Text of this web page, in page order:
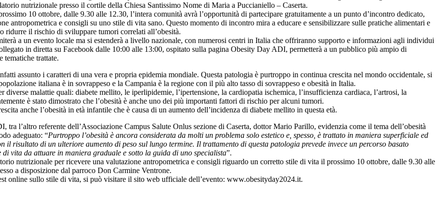
nutrizionale presso il cortile della Chiesa Santissimo Nome di Maria a Puccianiello – Caserta.
10 ottobre, dalle 9.30 alle 12.30, l’intera comunità avrà l’opportunità di partecipare gratuitamente a un punto d’incontro dedicato,
antropometrica e consigli su uno stile di vita sano. Questo momento di incontro mira a educare e sensibilizzare sulle pratiche alimentari e
ridurre il rischio di sviluppare tumori correlati all’obesità.
a un evento locale ma si estenderà a livello nazionale, con numerosi centri in Italia che offriranno supporto e informazioni agli individui
in diretta su Facebook dalle 10:00 alle 13:00, ospitato sulla pagina Obesity Day ADI, permetterà a un pubblico più ampio di
tematiche trattate.
assunto i caratteri di una vera e propria epidemia mondiale. Questa patologia è purtroppo in continua crescita nel mondo occidentale, si
italiana è in sovrappeso e la Campania è la regione con il più alto tasso di sovrappeso e obesità in Italia.
diverse malattie quali: diabete mellito, le iperlipidemie, l’ipertensione, la cardiopatia ischemica, l’insufficienza cardiaca, l’artrosi, la
è stato dimostrato che l’obesità è anche uno dei più importanti fattori di rischio per alcuni tumori.
anche l’obesità in età infantile che è causa di un aumento dell’incidenza di diabete mellito in questa età.
tra l’altro referente dell’Associazione Campus Salute Onlus sezione di Caserta, dottor Mario Parillo, evidenzia come il tema dell’obesità
adeguato: “Purtroppo l’obesità è ancora considerata da molti un problema solo estetico e, spesso, è trattato in maniera superficiale ed
risultato di un ulteriore aumento di peso sul lungo termine. Il trattamento di questa patologia prevede invece un percorso basato
vita da attuare in maniera graduale e sotto la guida di uno specialista”.
nutrizionale per ricevere una valutazione antropometrica e consigli riguardo un corretto stile di vita il prossimo 10 ottobre, dalle 9.30 alle
a disposizione dal parroco Don Carmine Ventrone.
online sullo stile di vita, si può visitare il sito web ufficiale dell’evento: www.obesityday2024.it.